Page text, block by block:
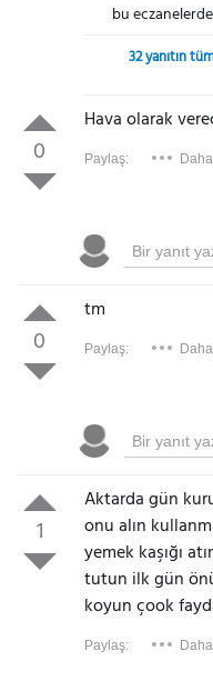
bu
32 yanıtın
0
Hava olarak
Paylaş:
0
tm
Paylaş:
1
Aktarda gün
onu alın
yemek kaşığı
tutun ilk gün
koyun çook
Paylaş: